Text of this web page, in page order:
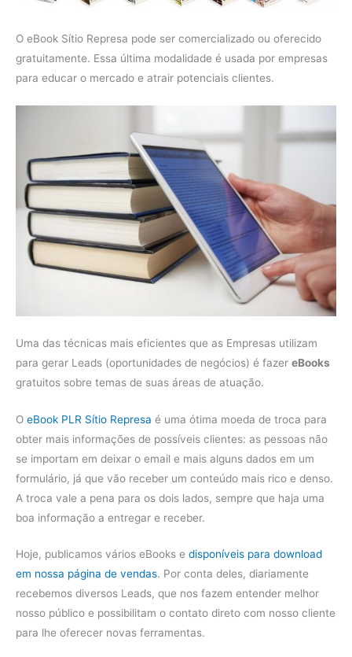
O eBook Sítio Represa pode ser comercializado ou oferecido
gratuitamente. Essa última modalidade é usada por empresas
para educar o mercado e atrair potenciais clientes.
Uma das técnicas mais eficientes que as Empresas utilizam
para gerar Leads (oportunidades de negócios) é fazer eBooks
gratuitos sobre temas de suas áreas de atuação.
O eBook PLR Sítio Represa é uma ótima moeda de troca para
obter mais informações de possíveis clientes: as pessoas não
se importam em deixar o email e mais alguns dados em um
formulário, já que vão receber um conteúdo mais rico e denso.
A troca vale a pena para os dois lados, sempre que haja uma
boa informação a entregar e receber.
Hoje, publicamos vários eBooks e disponíveis para download
em nossa página de vendas. Por conta deles, diariamente
recebemos diversos Leads, que nos fazem entender melhor
nosso público e possibilitam o contato direto com nosso cliente
para lhe oferecer novas ferramentas.